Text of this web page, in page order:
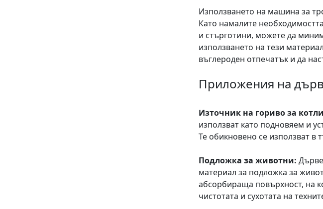
Използването на машина за
Като намалите
и стърготини, можете да
използването на тези
въглероден отпечатък и да
Приложения на
Източник на гориво за
използват като подновяем и
Те обикновено се използват в
Подложка за животни:
материал за подложка за
абсорбираща повърхност, на
чистотата и сухотата на